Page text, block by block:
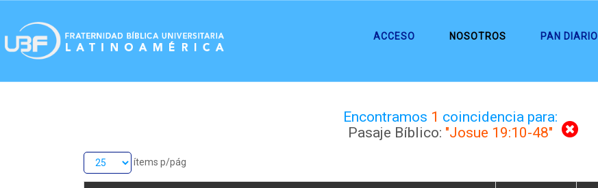
ACCESO NOSOTROS PAN DIARIO
Encontramos 1 coincidencia para:
Pasaje Bíblico: "Josue 19:10-48"
ítems p/pág